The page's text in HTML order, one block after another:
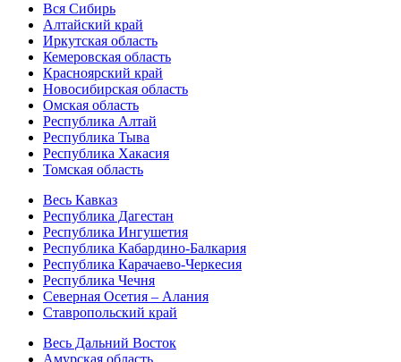
Вся Сибирь
Алтайский край
Иркутская область
Кемеровская область
Красноярский край
Новосибирская область
Омская область
Республика Алтай
Республика Тыва
Республика Хакасия
Томская область
Весь Кавказ
Республика Дагестан
Республика Ингушетия
Республика Кабардино-Балкария
Республика Карачаево-Черкесия
Республика Чечня
Северная Осетия – Алания
Ставропольский край
Весь Дальний Восток
Амурская область